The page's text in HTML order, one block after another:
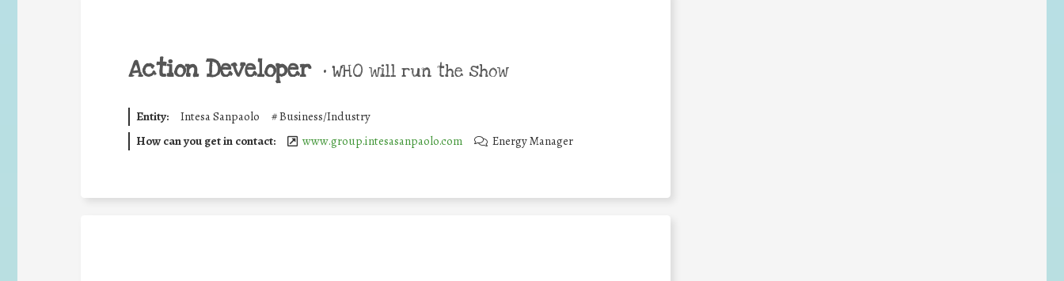
Action Developer • WHO will run the show
Entity: Intesa Sanpaolo #Business/Industry
How can you get in contact:
www.group.intesasanpaolo.com Energy Manager